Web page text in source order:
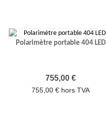
Polarimètre portable 404 LED
Prix
755,00 €
755,00 € hors TVA